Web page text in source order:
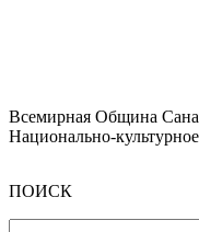
Всемирная Община
Национально-
ПОИСК